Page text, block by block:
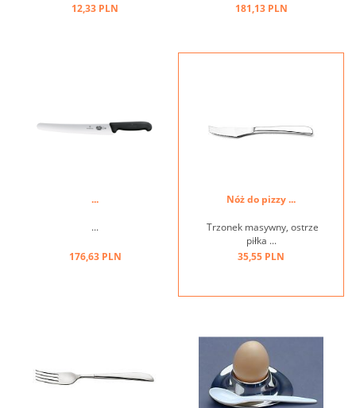
12,33 PLN
181,13 PLN
...
...
176,63 PLN
Nóż do pizzy ...
Trzonek masywny, ostrze
piłka ...
35,55 PLN